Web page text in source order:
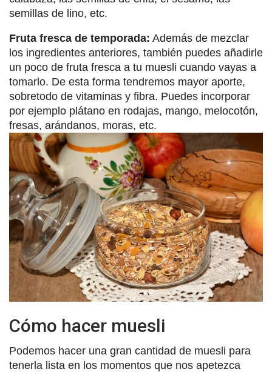
semillas de lino, etc.
Fruta fresca de temporada: Además de mezclar
los ingredientes anteriores, también puedes añadirle
un poco de fruta fresca a tu muesli cuando vayas a
tomarlo. De esta forma tendremos mayor aporte,
sobretodo de vitaminas y fibra. Puedes incorporar
por ejemplo plátano en rodajas, mango, melocotón,
fresas, arándanos, moras, etc.
Cómo hacer muesli
Podemos hacer una gran cantidad de muesli para
tenerla lista en los momentos que nos apetezca